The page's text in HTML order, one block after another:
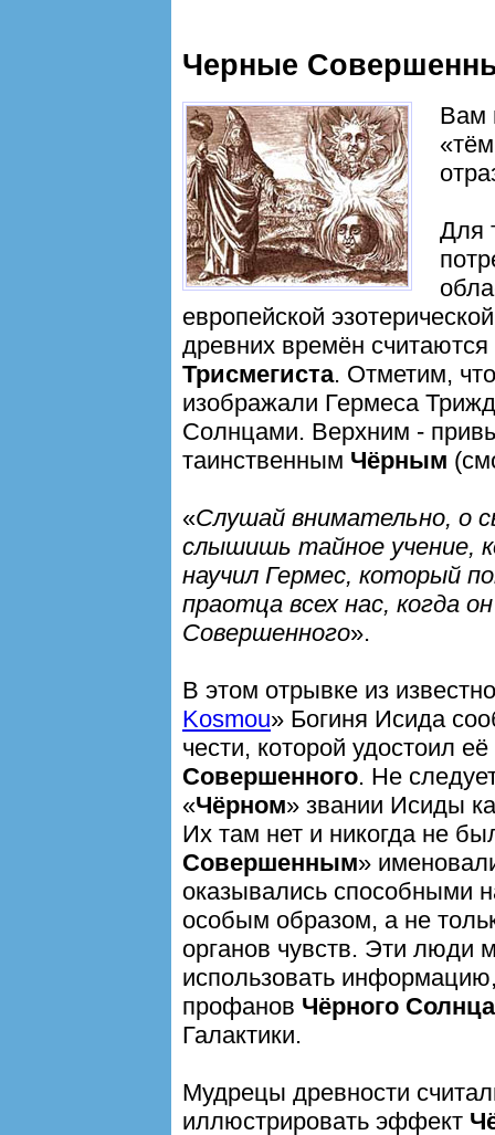
Черные
Вам
Для
европейской
древних времён
Трисмегиста. Отметим,
изображали Гермеса
Солнцами. Верхним -
таинственным Чёрным
«Слушай внимательно, о
слышишь тайное учение,
научил Гермес, который
праотца всех нас, когда
Совершенного».
В этом отрывке из
Kosmou» Богиня Исида
чести, которой удостоил
Совершенного. Не
«Чёрном» звании Исиды
Их там нет и никогда не
Совершенным»
оказывались способными
особым образом, а не
органов чувств. Эти люди
использовать
профанов Чёрного Солнца
Галактики.
Мудрецы древности
иллюстрировать эффект